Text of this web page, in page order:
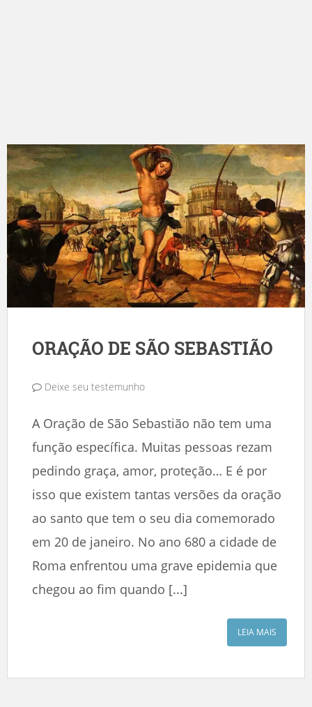
ORAÇÃO DE SÃO SEBASTIÃO
Deixe seu testemunho
A Oração de São Sebastião não tem uma
função específica. Muitas pessoas rezam
pedindo graça, amor, proteção… E é por
isso que existem tantas versões da oração
ao santo que tem o seu dia comemorado
em 20 de janeiro. No ano 680 a cidade de
Roma enfrentou uma grave epidemia que
chegou ao fim quando [...]
LEIA MAIS